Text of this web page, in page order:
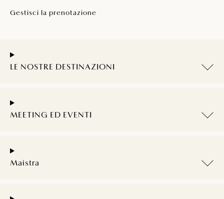
Gestisci la prenotazione
LE NOSTRE DESTINAZIONI
MEETING ED EVENTI
Maistra